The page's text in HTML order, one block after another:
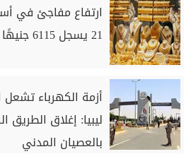
ارتفاع مفاجئ في
21 يسجل 6115 جنيهًا
أزمة الكهرباء
ليبيا: إغلاق الطريق
بالعصيان المدني